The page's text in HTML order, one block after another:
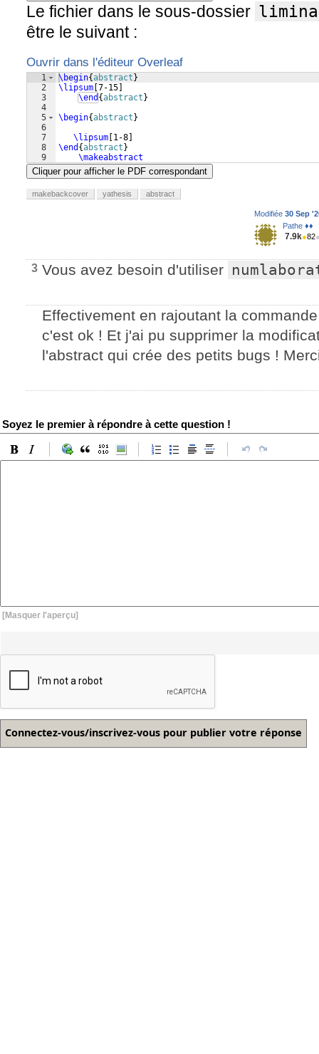
Le fichier dans le sous-dossier
être le suivant :
Ouvrir dans l'éditeur Overleaf
1
2
3
4
5
6
7
8
9
\begin{abstract }
\lipsum 7-15
\end {abstract }
\begin{abstract }
\lipsum 1-8
\end {abstract }
\makeabstract
Cliquer pour afficher le PDF correspondant
makebackcover yathesis abstract
Modifiée 30 Sep
Pathe ♦♦
7.9k●82
3 Vous avez besoin d'utiliser
Effectivement en rajoutant la
c'est ok ! Et j'ai pu supprimer la
l'abstract qui crée des petits bugs !
Soyez le premier à répondre à cette question !
[Masquer l'aperçu]